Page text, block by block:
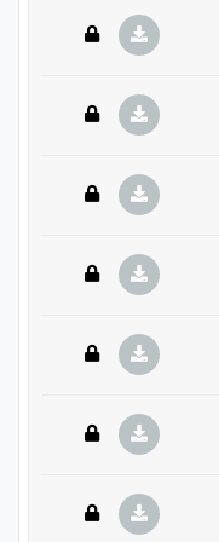
کامل به دروس این
کامل به دروس این
کامل به دروس این
کامل به دروس این
کامل به دروس این
کامل به دروس این
کامل به دروس این